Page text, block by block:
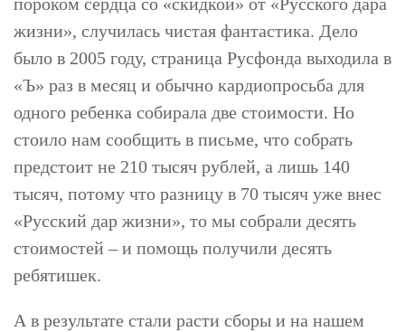
жизни», случилась чистая фантастика. Дело
было в 2005 году, страница Русфонда выходила в
«Ъ» раз в месяц и обычно кардиопросьба для
одного ребенка собирала две стоимости. Но
стоило нам сообщить в письме, что собрать
предстоит не 210 тысяч рублей, а лишь 140
тысяч, потому что разницу в 70 тысяч уже внес
«Русский дар жизни», то мы собрали десять
стоимостей – и помощь получили десять
ребятишек.
А в результате стали расти сборы и на нашем